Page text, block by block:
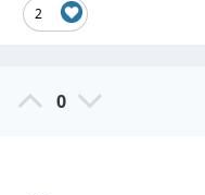
2
0